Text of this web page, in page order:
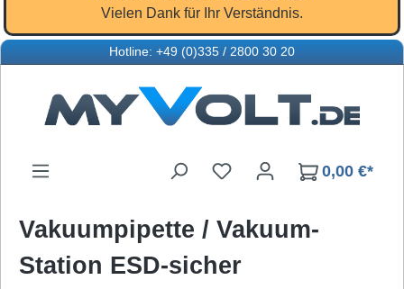
Vielen Dank für Ihr Verständnis.
Hotline: +49 (0)335 / 2800 30 20
Du hast 0 Produkte auf
0,00 €*
Vakuumpipette / Vakuum-
Station ESD-sicher